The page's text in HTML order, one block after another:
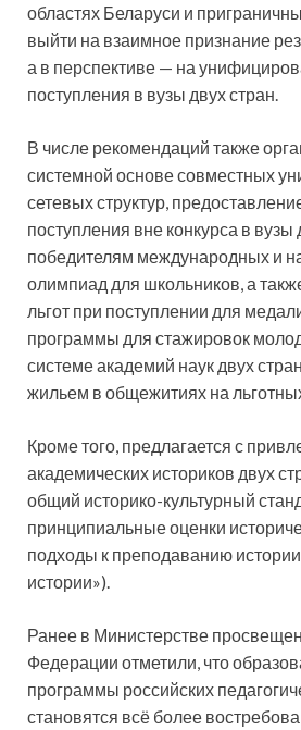
областях Беларуси и
выйти на взаимное признание
а в перспективе — на
поступления в вузы двух стран.
В числе рекомендаций также
системной основе совместных
сетевых структур,
поступления вне конкурса в вузы
победителям международных и
олимпиад для школьников, а
льгот при поступлении для
программы для стажировок
системе академий наук двух
жильем в общежитиях на
Кроме того, предлагается с
академических историков двух
общий историко-культурный
принципиальные оценки
подходы к преподаванию
истории»).
Ранее в Министерстве
Федерации отметили, что
программы российских
становятся всё более